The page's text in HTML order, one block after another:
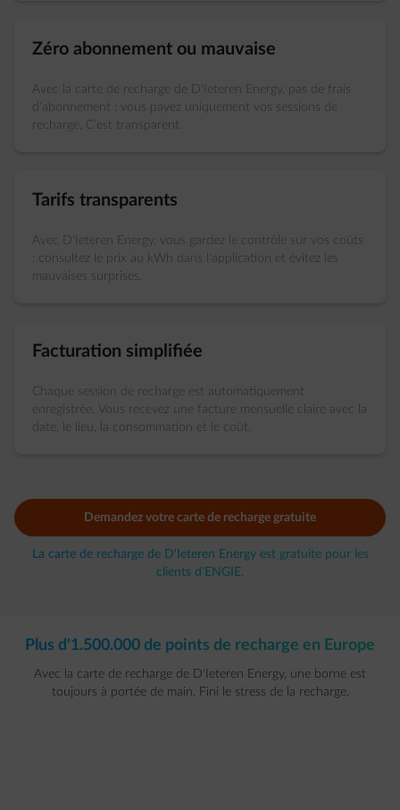
Zéro abonnement ou mauvaise
Avec la carte de recharge de D'Ieteren Energy, pas de frais
d'abonnement : vous payez uniquement vos sessions de
recharge. C’est transparent.
Tarifs transparents
Avec D'Ieteren Energy, vous gardez le contrôle sur vos coûts
: consultez le prix au kWh dans l'application et évitez les
mauvaises surprises.
Facturation simplifiée
Chaque session de recharge est automatiquement
enregistrée. Vous recevez une facture mensuelle claire avec la
date, le lieu, la consommation et le coût.
Demandez votre carte de recharge gratuite
La carte de recharge de D'Ieteren Energy est gratuite pour les
clients d’ENGIE.
Plus d'1.500.000 de points de recharge en Europe
Avec la carte de recharge de D'Ieteren Energy, une borne est
toujours à portée de main. Fini le stress de la recharge.